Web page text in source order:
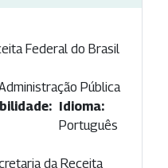
Federal do Brasil
Pública
Idioma:
Português
da Receita